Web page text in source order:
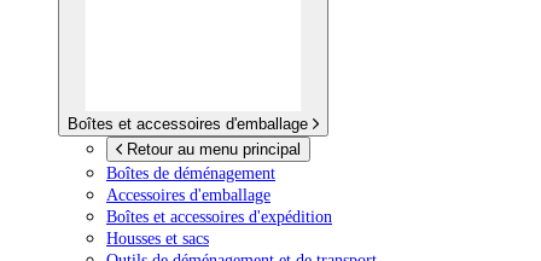
Boîtes et accessoires d'emballage
Retour au menu principal
Boîtes de déménagement
Accessoires d'emballage
Boîtes et accessoires d'expédition
Housses et sacs